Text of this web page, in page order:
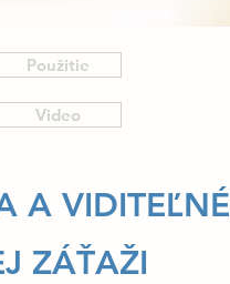
Použitie
Video
A VIDITEĽNÉ
ZÁŤAŽI